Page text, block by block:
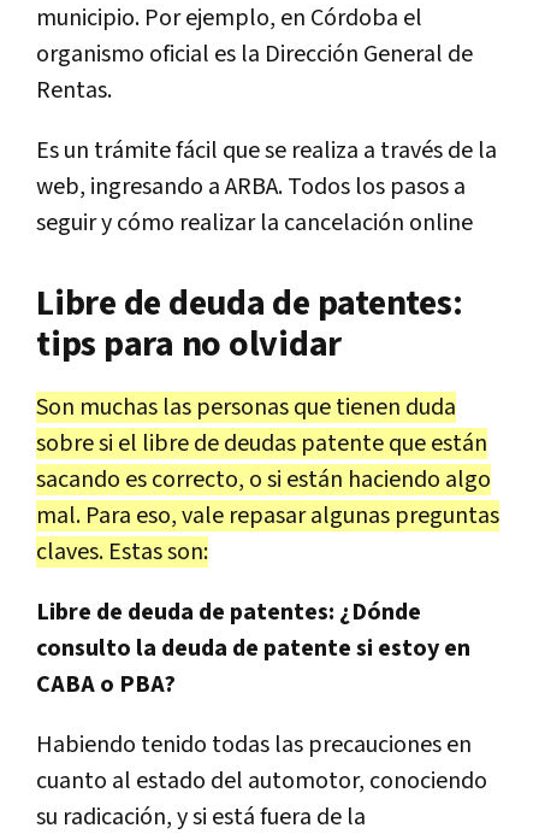
municipio. Por ejemplo, en Córdoba el
organismo oficial es la Dirección General de
Rentas.
Es un trámite fácil que se realiza a través de la
web, ingresando a ARBA. Todos los pasos a
seguir y cómo realizar la cancelación online
Libre de deuda de patentes:
tips para no olvidar
Son muchas las personas que tienen duda
sobre si el libre de deudas patente que están
sacando es correcto, o si están haciendo algo
mal. Para eso, vale repasar algunas preguntas
claves. Estas son:
Libre de deuda de patentes: ¿Dónde
consulto la deuda de patente si estoy en
CABA o PBA?
Habiendo tenido todas las precauciones en
cuanto al estado del automotor, conociendo
su radicación, y si está fuera de la